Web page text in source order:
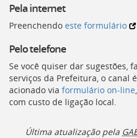
página
Ir
para
a
busca
[]
Voltar
para
início
Pela internet
Preenchendo este formulário
Pelo telefone
Se você quiser dar sugestões,
serviços da Prefeitura, o canal
acionado via formulário on-line
com custo de ligação local.
Última atualização pela